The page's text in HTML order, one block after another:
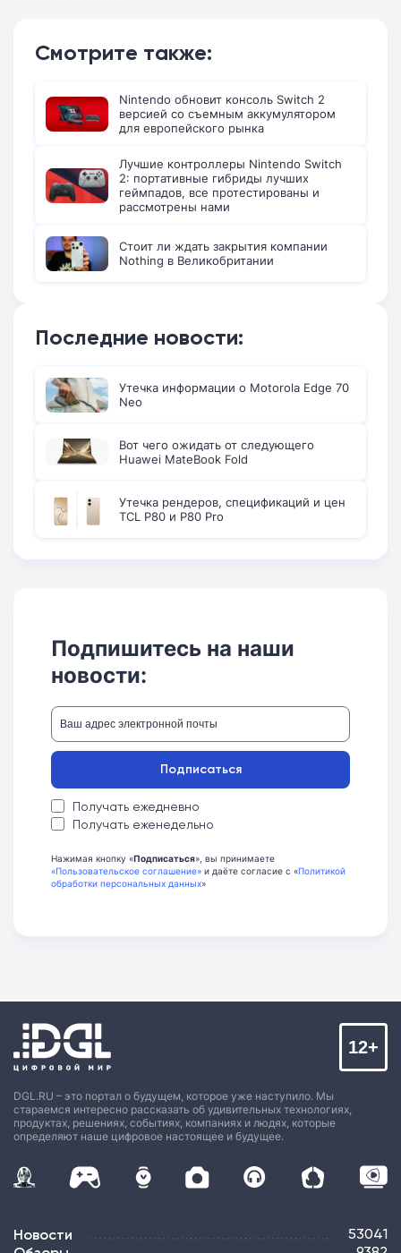
Смотрите также:
Nintendo обновит консоль Switch 2
версией со съемным аккумулятором
для европейского рынка
Лучшие контроллеры Nintendo Switch
2: портативные гибриды лучших
геймпадов, все протестированы и
рассмотрены нами
Стоит ли ждать закрытия компании
Nothing в Великобритании
Последние новости:
Утечка информации о Motorola Edge 70
Neo
Вот чего ожидать от следующего
Huawei MateBook Fold
Утечка рендеров, спецификаций и цен
TCL P80 и P80 Pro
Подпишитесь на наши
новости:
Получать ежедневно
Получать еженедельно
Подписаться
Нажимая кнопку «Подписаться», вы принимаете
«Пользовательское соглашение» и даёте согласие с «Политикой
обработки персональных данных»
DGL.RU – это портал о будущем, которое уже наступило. Мы
стараемся интересно рассказать об удивительных технологиях,
продуктах, решениях, событиях, компаниях и людях, которые
определяют наше цифровое настоящее и будущее.
12+
Новости 53041